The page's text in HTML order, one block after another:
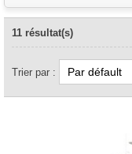
11 résultat(s)
Trier par :